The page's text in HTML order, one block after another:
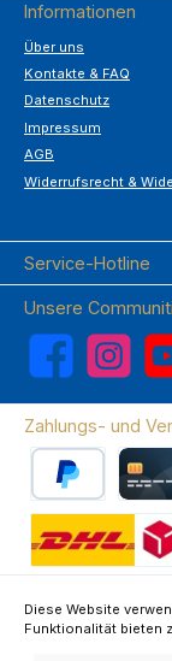
Informationen
Über uns
Kontakte & FAQ
Datenschutz
Impressum
AGB
Widerrufsrecht &
Service-Hotline
Unsere
Facebook Instagram
Zahlungs- und
Über uns
Diese Website
Funktionalität bieten